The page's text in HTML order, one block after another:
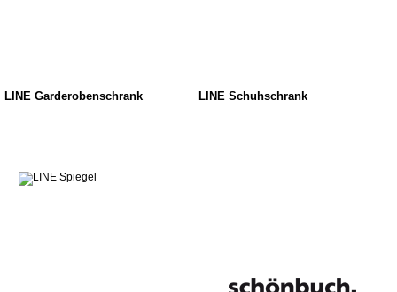
LINE Garderobenschrank LINE Schuhschrank